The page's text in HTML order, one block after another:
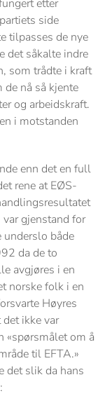
etter
side
tilpasses de nye
det såkalte indre
som trådte i kraft
nå så kjente
og arbeidskraft.
i motstanden
enn det en full
rene at EØS-
gjenstand for
både
da de to
avgjøres i en
norske folk i en
Høyres
ikke var
«spørsmålet om å
til EFTA.»
det slik da hans